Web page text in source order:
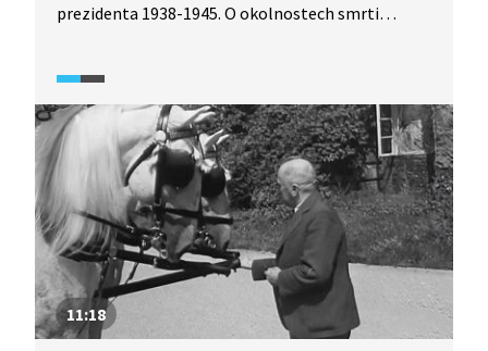
prezidenta 1938-1945. O okolnostech smrti
11:18